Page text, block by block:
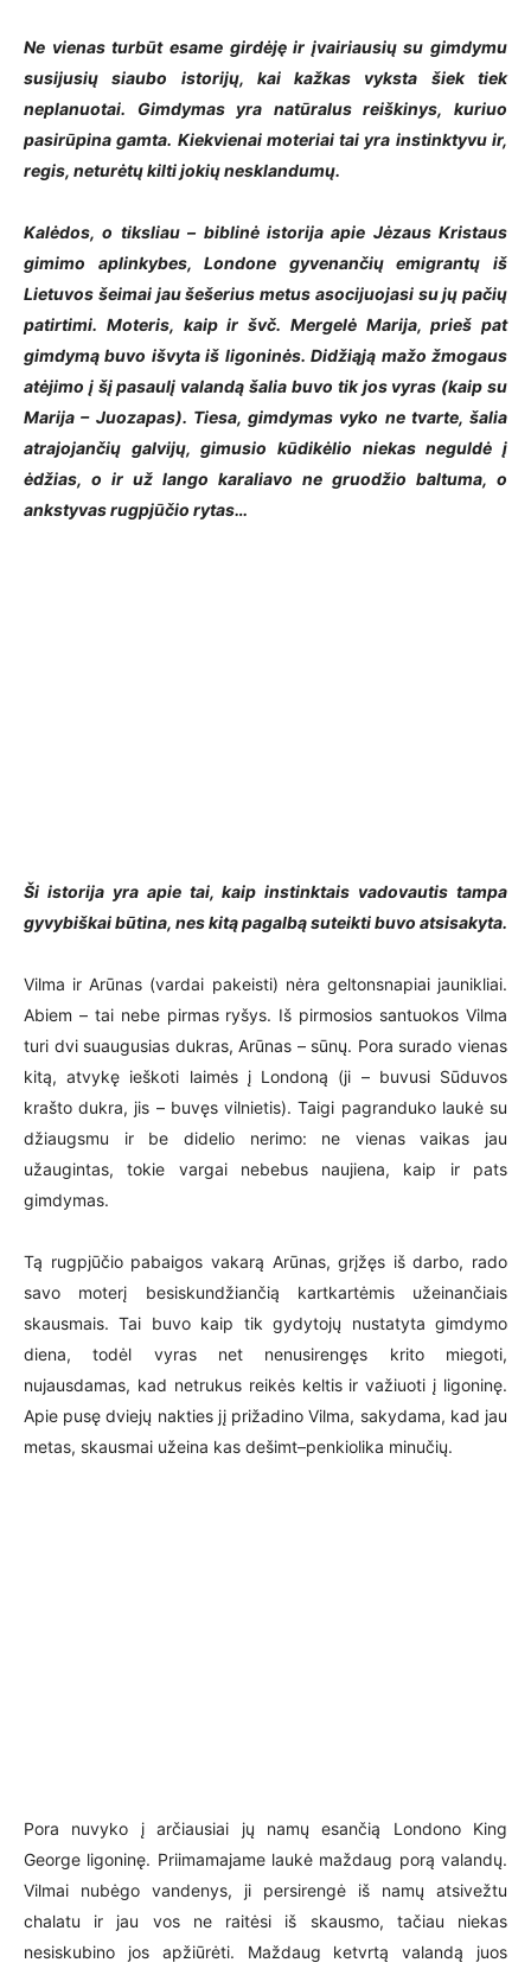
Ne vienas turbūt esame girdėję ir įvairiausių su gimdymu
susijusių siaubo istorijų, kai kažkas vyksta šiek tiek
neplanuotai. Gimdymas yra natūralus reiškinys, kuriuo
pasirūpina gamta. Kiekvienai moteriai tai yra instinktyvu ir,
regis, neturėtų kilti jokių nesklandumų.
Kalėdos, o tiksliau – biblinė istorija apie Jėzaus Kristaus
gimimo aplinkybes, Londone gyvenančių emigrantų iš
Lietuvos šeimai jau šešerius metus asocijuojasi su jų pačių
patirtimi. Moteris, kaip ir švč. Mergelė Marija, prieš pat
gimdymą buvo išvyta iš ligoninės. Didžiąją mažo žmogaus
atėjimo į šį pasaulį valandą šalia buvo tik jos vyras (kaip su
Marija – Juozapas). Tiesa, gimdymas vyko ne tvarte, šalia
atrajojančių galvijų, gimusio kūdikėlio niekas neguldė į
ėdžias, o ir už lango karaliavo ne gruodžio baltuma, o
ankstyvas rugpjūčio rytas…
Ši istorija yra apie tai, kaip instinktais vadovautis tampa
gyvybiškai būtina, nes kitą pagalbą suteikti buvo atsisakyta.
Vilma ir Arūnas (vardai pakeisti) nėra geltonsnapiai jaunikliai.
Abiem – tai nebe pirmas ryšys. Iš pirmosios santuokos Vilma
turi dvi suaugusias dukras, Arūnas – sūnų. Pora surado vienas
kitą, atvykę ieškoti laimės į Londoną (ji – buvusi Sūduvos
krašto dukra, jis – buvęs vilnietis). Taigi pagranduko laukė su
džiaugsmu ir be didelio nerimo: ne vienas vaikas jau
užaugintas, tokie vargai nebebus naujiena, kaip ir pats
gimdymas.
Tą rugpjūčio pabaigos vakarą Arūnas, grįžęs iš darbo, rado
savo moterį besiskundžiančią kartkartėmis užeinančiais
skausmais. Tai buvo kaip tik gydytojų nustatyta gimdymo
diena, todėl vyras net nenusirengęs krito miegoti,
nujausdamas, kad netrukus reikės keltis ir važiuoti į ligoninę.
Apie pusę dviejų nakties jį prižadino Vilma, sakydama, kad jau
metas, skausmai užeina kas dešimt–penkiolika minučių.
Pora nuvyko į arčiausiai jų namų esančią Londono King
George ligoninę. Priimamajame laukė maždaug porą valandų.
Vilmai nubėgo vandenys, ji persirengė iš namų atsivežtu
chalatu ir jau vos ne raitėsi iš skausmo, tačiau niekas
nesiskubino jos apžiūrėti. Maždaug ketvrtą valandą juos